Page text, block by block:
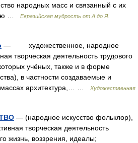
народных масс и связанный с их
…
Евразийская мудрость от А до Я.
— художественное, народное
творческая деятельность трудового
учёных, также и в форме
в частности создаваемые и
архитектура,… …
Художественная
— (народное искусство фольклор),
творческая деятельность
жизнь, воззрения, идеалы;